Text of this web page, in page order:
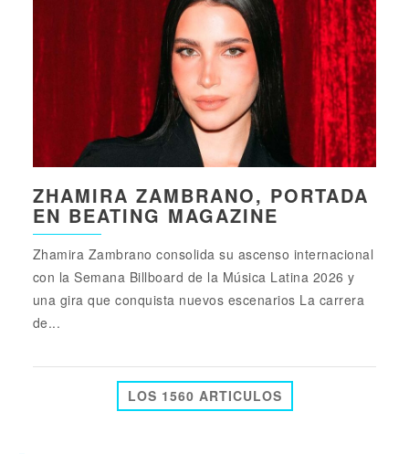
ZHAMIRA ZAMBRANO, PORTADA
EN BEATING MAGAZINE
Zhamira Zambrano consolida su ascenso internacional
con la Semana Billboard de la Música Latina 2026 y
una gira que conquista nuevos escenarios La carrera
de...
LOS 1560 ARTICULOS